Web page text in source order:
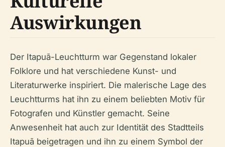
Auswirkungen
Der Itapuã-Leuchtturm war Gegenstand lokaler
Folklore und hat verschiedene Kunst- und
Literaturwerke inspiriert. Die malerische Lage des
Leuchtturms hat ihn zu einem beliebten Motiv für
Fotografen und Künstler gemacht. Seine
Anwesenheit hat auch zur Identität des Stadtteils
Itapuã beigetragen und ihn zu einem Symbol der